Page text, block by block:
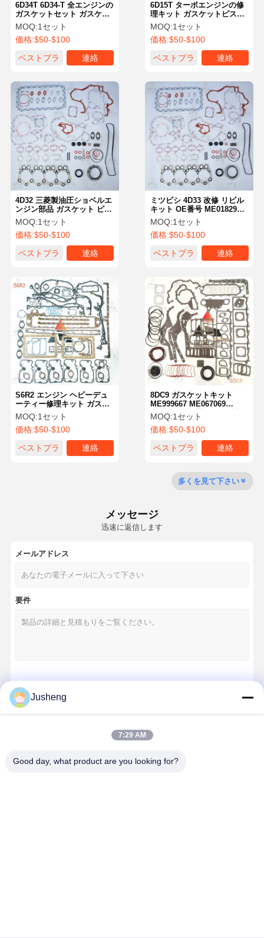
ホーム 製品 企業情報 会社案内
品質管理 お問い合わせ 今からお話し
幼虫のエンジン部分
クボタ エンジン部品
カミンズエンジン部品
YANMAR エンジン部品
DOOSAN 掘削機 エンジン 部品
エンジンの連接棒
6D15T ターボエンジンの修
理キット ガスケットピスト
ンベアリングセット OE
ME999219
MOQ:1セット
価格:$50-$100
ベストプラ
連絡
6D34T 6D34-T 全エンジンの
ガスケットセット ガスケッ
トピストンベアリングセッ
ト OE ME220454
MOQ:1セット
価格:$50-$100
ベストプラ
連絡
ミツビシ 4D33 改修 リビル
キット OE番号 ME018297
ミツビシ エンジン パーツ
MOQ:1セット
価格:$50-$100
ベストプラ
連絡
4D32 三菱製油圧ショベルエ
ンジン部品 ガスケット ピス
トン ベアリングセット OE
ME018297
MOQ:1セット
価格:$50-$100
ベストプラ
連絡
8DC9 ガスケットキット
ME999667 ME067069
ME997092 三菱エンジン部
品用
MOQ:1セット
価格:$50-$100
ベストプラ
連絡
S6R2 エンジン ヘビーデュ
ーティー修理キット ガスケ
ット ピストン ベアリング
セット OK-M-S6R2
MOQ:1セット
価格:$50-$100
ベストプラ
連絡
多くを見て下さい
メッセージ
迅速に返信します
メールアドレス
要件
Jusheng
7:29 AM
Good day, what product are you looking for?